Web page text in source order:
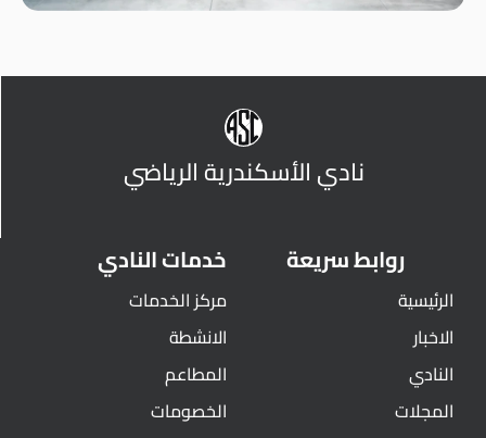
نادي الأسكندرية الرياضي
روابط سريعة
الرئيسية
الاخبار
النادي
المجلات
خدمات النادي
مركز الخدمات
الانشطة
المطاعم
الخصومات